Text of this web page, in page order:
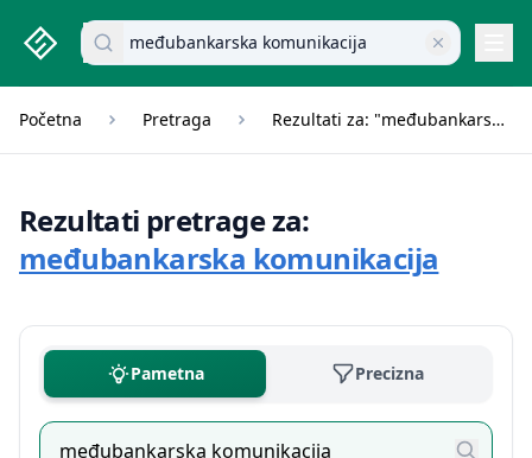
studenti.rs home page
Pretraži dokumente
Početna Pretraga Rezultati za: "međubankarska komunikacija"
Rezultati pretrage za:
međubankarska komunikacija
Pametna Precizna